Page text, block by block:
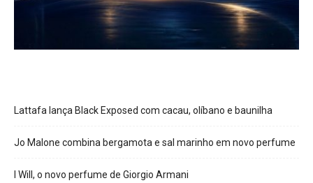
Lattafa lança Black Exposed com cacau, olíbano e baunilha
Jo Malone combina bergamota e sal marinho em novo perfume
I Will, o novo perfume de Giorgio Armani